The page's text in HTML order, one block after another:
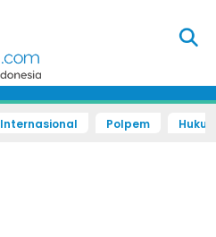
Internasional Polpem